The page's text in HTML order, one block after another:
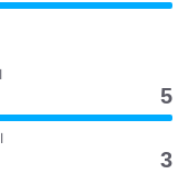
5
3